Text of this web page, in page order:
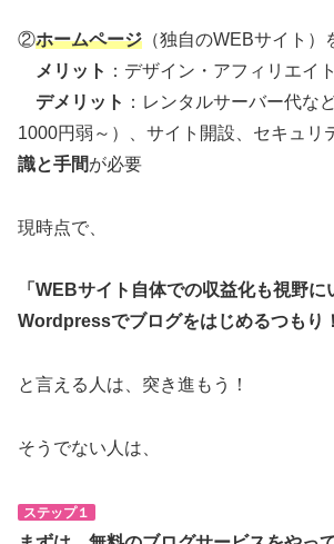
②ホームページ （独自のWEBサイト）
メリット ：デザイン・アフィリエイ
デメリット ：レンタルサーバー代な
1000円弱～）、サイト開設、セキュリ
識と手間が必要
現時点で、
「WEBサイト自体での収益化も視野に
Wordpressでブログをはじめるつもり
と言える人は、突き進もう！
そうでない人は、
ステップ１